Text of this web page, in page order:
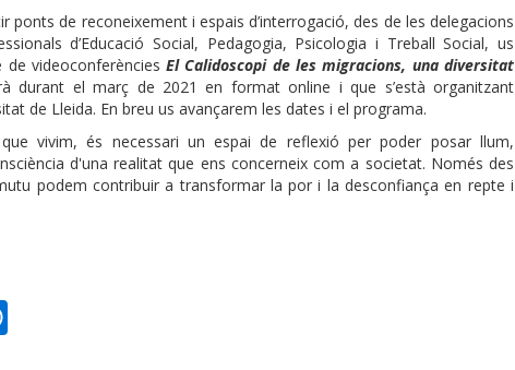
ponts de reconeixement i espais d’interrogació, des de les delegacions
d’Educació Social, Pedagogia, Psicologia i Treball Social, us
de videoconferènciesEl Calidoscopi de les migracions, una diversitat
durant el març de 2021 en format online i que s’està organitzant
de Lleida. En breu us avançarem les dates i el programa.
vivim, és necessari un espai de reflexió per poder posar llum,
d'una realitat que ens concerneix com a societat. Només des
podem contribuir a transformar la por i la desconfiança en repte i